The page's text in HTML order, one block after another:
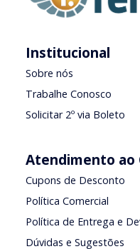
Institucional
Sobre nós
Trabalhe Conosco
Solicitar 2º via Boleto
Atendimento ao
Cupons de Desconto
Política Comercial
Política de Entrega e
Dúvidas e Sugestões